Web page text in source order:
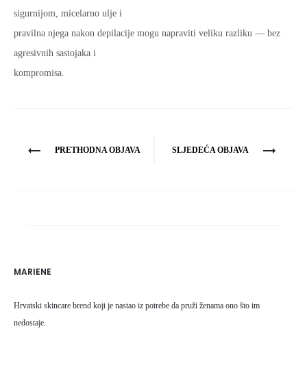
sigurnijom, micelarno ulje i
pravilna njega nakon depilacije mogu napraviti veliku razliku — bez
agresivnih sastojaka i
kompromisa.
Navigacija
PRETHODNA OBJAVA SLJEDEĆA OBJAVA
MARIENE
Hrvatski skincare brend koji je nastao iz potrebe da pruži ženama ono što im
nedostaje.